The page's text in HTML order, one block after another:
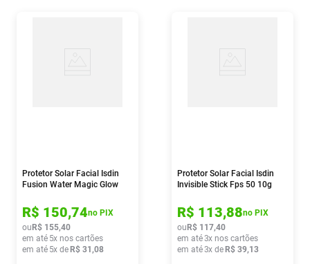
Protetor Solar Facial Isdin
Fusion Water Magic Glow
R$ 150,74no PIX
ou R$ 155,40
em até 5x nos cartões
em até 5x de R$ 31 ,08
Protetor Solar Facial Isdin
Invisible Stick Fps 50 10g
R$ 113,88no PIX
ou R$ 117,40
em até3x nos cartões
em até3x de R$ 39,13